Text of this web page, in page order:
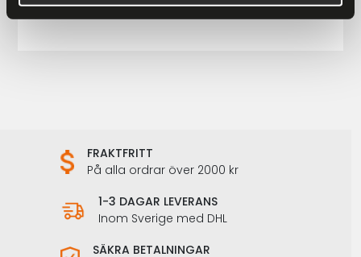
FRAKTFRITT
På alla ordrar över 2000 kr
1-3 DAGAR LEVERANS
Inom Sverige med DHL
SÄKRA BETALNINGAR